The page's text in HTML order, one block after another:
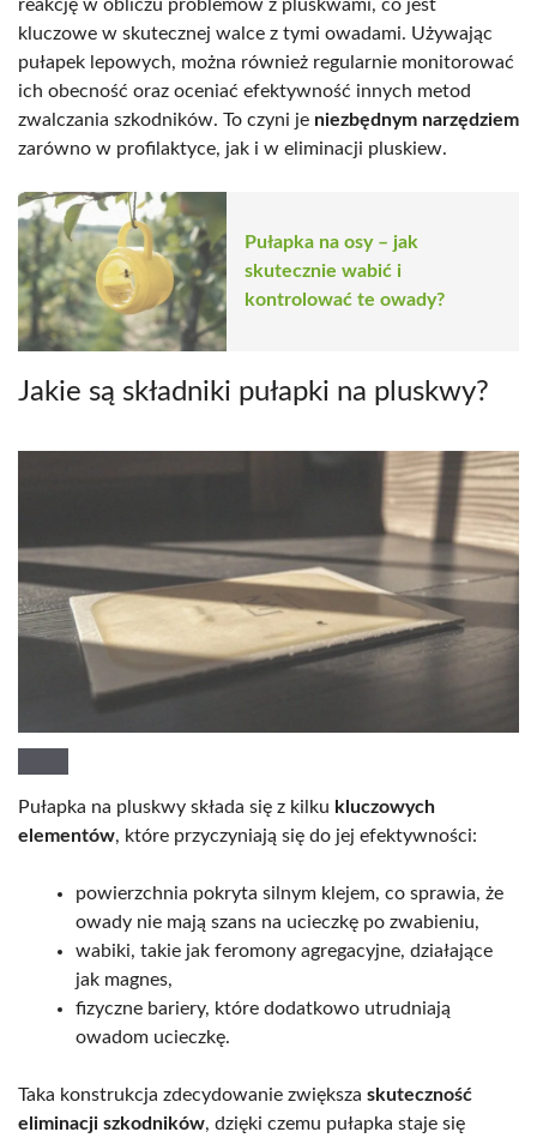
reakcję w obliczu problemów z pluskwami, co jest
kluczowe w skutecznej walce z tymi owadami. Używając
pułapek lepowych, można również regularnie monitorować
ich obecność oraz oceniać efektywność innych metod
zwalczania szkodników. To czyni je niezbędnym narzędziem
zarówno w profilaktyce, jak i w eliminacji pluskiew.
Pułapka na osy – jak
skutecznie wabić i
kontrolować te owady?
Jakie są składniki pułapki na pluskwy?
Pułapka na pluskwy składa się z kilku kluczowych
elementów, które przyczyniają się do jej efektywności:
powierzchnia pokryta silnym klejem, co sprawia, że
owady nie mają szans na ucieczkę po zwabieniu,
wabiki, takie jak feromony agregacyjne, działające
jak magnes,
fizyczne bariery, które dodatkowo utrudniają
owadom ucieczkę.
Taka konstrukcja zdecydowanie zwiększa skuteczność
eliminacji szkodników, dzięki czemu pułapka staje się